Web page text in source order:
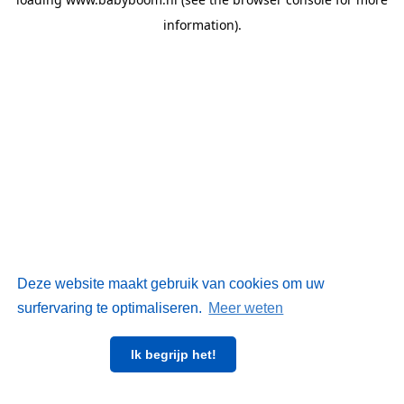
Deze website maakt gebruik van cookies om uw
surfervaring te optimaliseren. Meer weten
Ik begrijp het!
information).